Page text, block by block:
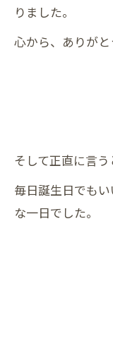
りました。
心から、ありがと
そして正直に言
毎日誕生日でも
な一日でした。